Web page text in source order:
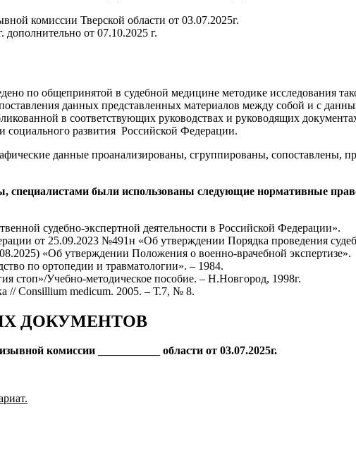
комиссии Тверской области от 03.07.2025г.
от 07.10.2025 г.
по общепринятой в судебной медицине методике исследования
данных представленных материалов между собой и с
в соответствующих руководствах и руководящих
социального развития Российской Федерации.
данные проанализированы, сгруппированы, сопоставлены,
специалистами были использованы следующие нормативные
судебно-экспертной деятельности в Российской Федерации».
от 25.09.2023 №491н «Об утверждении Порядка проведения
«Об утверждении Положения о военно-врачебной экспертизе».
по ортопедии и травматологии». – 1984.
Учебно-методическое пособие. – Н.Новгород, 1998г.
// Consillium medicum. 2005. – Т.7, № 8.
ДОКУМЕНТОВ
комиссии ___________ области от 03.07.2025г.